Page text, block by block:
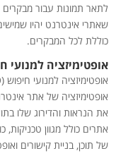
לתאר תמונות עבור
שאתרי אינטרנט יהיו
כוללת לכל המבקרים.
אופטימיזציה למנועי
אופטימיזציה של אתר
את הנראות והדירוג שלו
אתרים כולל מגוון
של תוכן, בניית קישורים